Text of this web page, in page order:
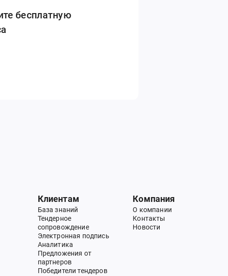
бесплатную
Клиентам
База знаний
Тендерное
сопровождение
Электронная подпись
Аналитика
Предложения от
партнеров
Победители тендеров
Компания
О компании
Контакты
Новости